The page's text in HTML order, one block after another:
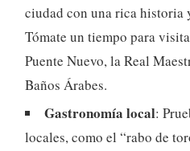
ciudad con una rica historia
Tómate un tiempo para
Puente Nuevo, la Real
Baños Árabes.
Gastronomía local:
locales, como el “rabo de